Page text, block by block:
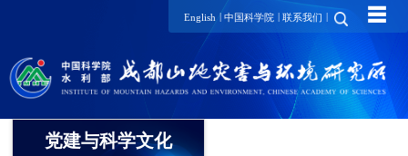
English | 中国科学院 | 联系我们 | ☰
党建与科学文化